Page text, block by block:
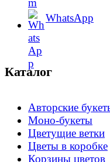
WhatsApp
Каталог
Авторские
Моно-букеты
Цветущие ветки
Цветы в коробке
Корзины цветов